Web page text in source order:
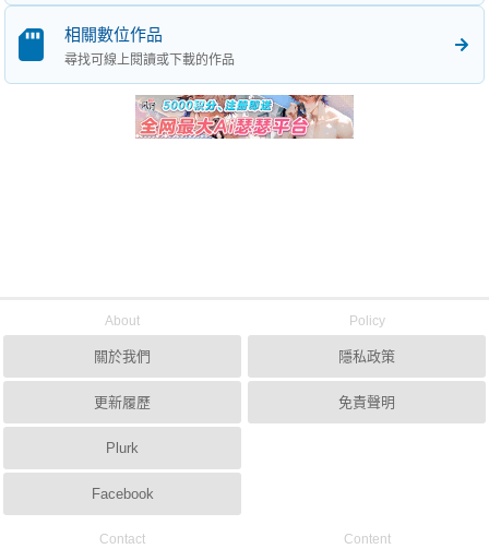
相關數位作品
尋找可線上閱讀或下載的作品
About
關於我們
更新履歷
Plurk
Facebook
Policy
隱私政策
免責聲明
Contact Content